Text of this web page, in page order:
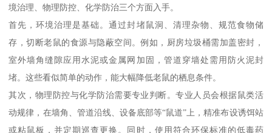
境治理、物理防控、化学防治三个方面入手。
首先，环境治理是基础。通过封堵鼠洞、清理杂物、规范食物储
存，切断老鼠的食源与隐蔽空间。例如，厨房垃圾桶需加盖密封，
室外墙角缝隙应用水泥或金属网加固，管道穿墙处需用防火泥封
堵。这些看似简单的动作，能大幅降低老鼠的栖息条件。
其次，物理防控与化学防治需要专业判断。专业人员会根据鼠类活
动规律，在墙角、管道沿线、设备底部等“鼠道”上，精准布设诱饵站
或粘鼠板，并定期巡查更换。同时，使用符合环保标准的低毒药